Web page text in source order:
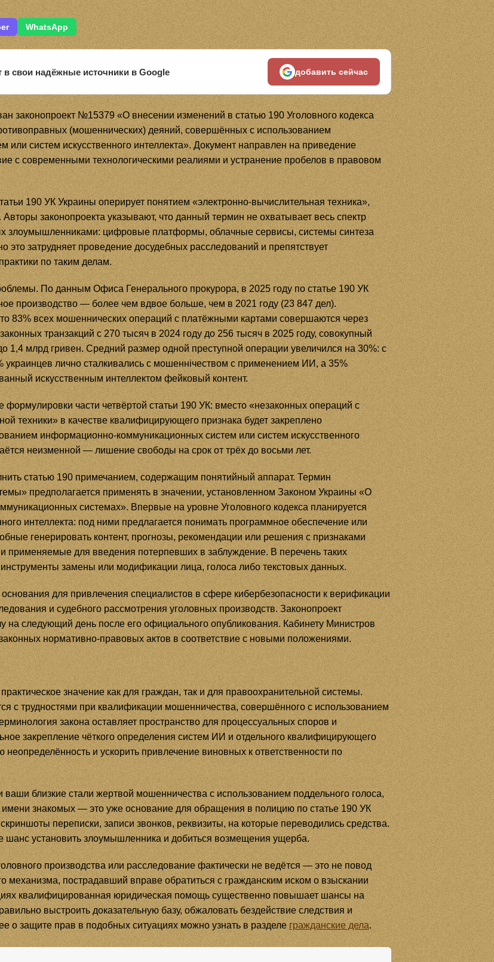
WhatsApp
свои надёжные источники в Google добавить сейчас
законопроект №15379 «О внесении изменений в статью 190 Уголовного кодекса
(мошеннических) деяний, совершённых с использованием
систем искусственного интеллекта». Документ направлен на приведение
с современными технологическими реалиями и устранение пробелов в правовом
190 УК Украины оперирует понятием «электронно-вычислительная техника»,
законопроекта указывают, что данный термин не охватывает весь спектр
злоумышленниками: цифровые платформы, облачные сервисы, системы синтеза
это затрудняет проведение досудебных расследований и препятствует
по таким делам.
По данным Офиса Генерального прокурора, в 2025 году по статье 190 УК
производство — более чем вдвое больше, чем в 2021 году (23 847 дел).
83% всех мошеннических операций с платёжными картами совершаются через
транзакций с 270 тысяч в 2024 году до 256 тысяч в 2025 году, совокупный
млрд гривен. Средний размер одной преступной операции увеличился на 30%: с
украинцев лично сталкивались с мошеннічеством с применением ИИ, а 35%
искусственным интеллектом фейковый контент.
формулировки части четвёртой статьи 190 УК: вместо «незаконных операций с
техники» в качестве квалифицирующего признака будет закреплено
информационно-коммуникационных систем или систем искусственного
неизменной — лишение свободы на срок от трёх до восьми лет.
статью 190 примечанием, содержащим понятийный аппарат. Термин
предполагается применять в значении, установленном Законом Украины «О
системах». Впервые на уровне Уголовного кодекса планируется
интеллекта: под ними предлагается понимать программное обеспечение или
генерировать контент, прогнозы, рекомендации или решения с признаками
и применяемые для введения потерпевших в заблуждение. В перечень таких
замены или модификации лица, голоса либо текстовых данных.
для привлечения специалистов в сфере кибербезопасности к верификации
и судебного рассмотрения уголовных производств. Законопроект
на следующий день после его официального опубликования. Кабинету Министров
нормативно-правовых актов в соответствие с новыми положениями.
значение как для граждан, так и для правоохранительной системы.
с трудностями при квалификации мошенничества, совершённого с использованием
закона оставляет пространство для процессуальных споров и
закрепление чёткого определения систем ИИ и отдельного квалифицирующего
неопределённость и ускорить привлечение виновных к ответственности по
близкие стали жертвой мошенничества с использованием поддельного голоса,
знакомых — это уже основание для обращения в полицию по статье 190 УК
переписки, записи звонков, реквизиты, на которые переводились средства.
установить злоумышленника и добиться возмещения ущерба.
производства или расследование фактически не ведётся — это не повод
механизма, пострадавший вправе обратиться с гражданским иском о взыскании
квалифицированная юридическая помощь существенно повышает шансы на
выстроить доказательную базу, обжаловать бездействие следствия и
о защите прав в подобных ситуациях можно узнать в разделе гражданские дела.